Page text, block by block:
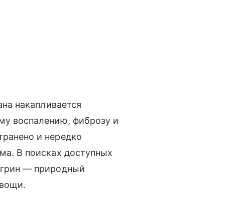
накапливается
воспалению, фиброзу и
и нередко
В поисках доступных
— природный